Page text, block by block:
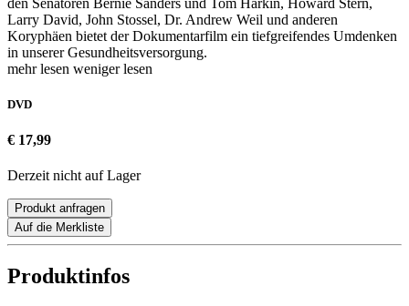
Larry David, John Stossel, Dr. Andrew Weil und anderen
Koryphäen bietet der Dokumentarfilm ein tiefgreifendes Umdenken
in unserer Gesundheitsversorgung.
mehr lesen weniger lesen
DVD
€ 17,99
Derzeit nicht auf Lager
Produkt anfragen
Auf die Merkliste
Produktinfos